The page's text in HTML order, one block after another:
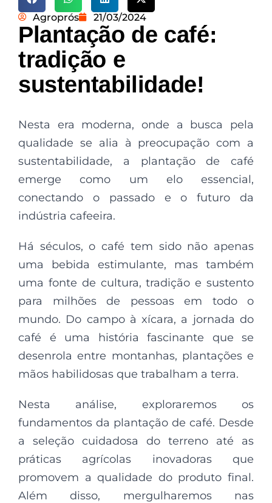
Agroprós 21/03/2024
Plantação de café:
tradição e
sustentabilidade!
Nesta era moderna, onde a busca pela
qualidade se alia à preocupação com a
sustentabilidade, a plantação de café
emerge como um elo essencial,
conectando o passado e o futuro da
indústria cafeeira.
Há séculos, o café tem sido não apenas
uma bebida estimulante, mas também
uma fonte de cultura, tradição e sustento
para milhões de pessoas em todo o
mundo. Do campo à xícara, a jornada do
café é uma história fascinante que se
desenrola entre montanhas, plantações e
mãos habilidosas que trabalham a terra.
Nesta análise, exploraremos os
fundamentos da plantação de café. Desde
a seleção cuidadosa do terreno até as
práticas agrícolas inovadoras que
promovem a qualidade do produto final.
Além disso, mergulharemos nas